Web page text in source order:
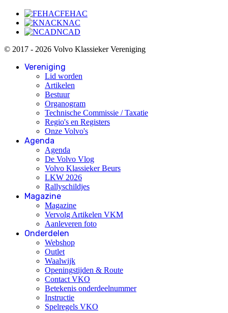
FEHAC
KNAC
NCAD
© 2017 - 2026 Volvo Klassieker Vereniging
Vereniging
Lid worden
Artikelen
Bestuur
Organogram
Technische Commissie / Taxatie
Regio's en Registers
Onze Volvo's
Agenda
Agenda
De Volvo Vlog
Volvo Klassieker Beurs
LKW 2026
Rallyschildjes
Magazine
Magazine
Vervolg Artikelen VKM
Aanleveren foto
Onderdelen
Webshop
Outlet
Waalwijk
Openingstijden & Route
Contact VKO
Betekenis onderdeelnummer
Instructie
Spelregels VKO